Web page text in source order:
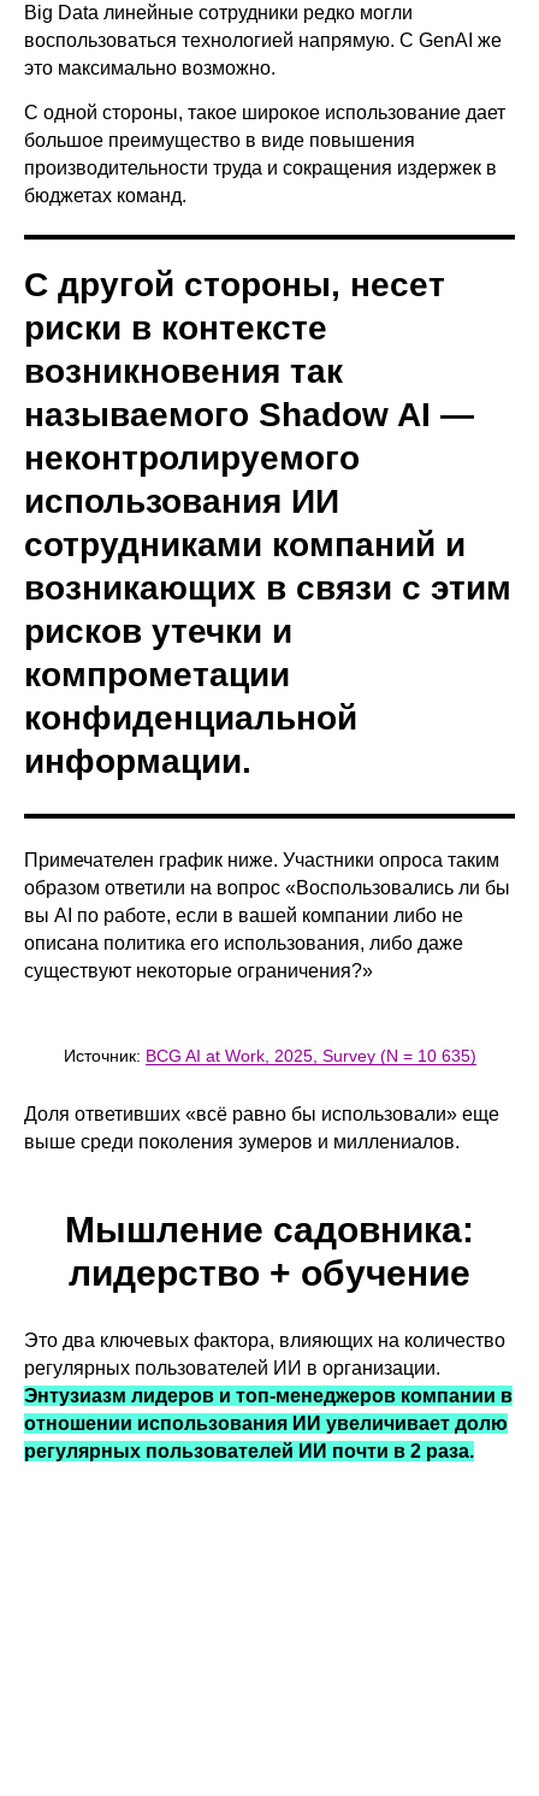
Big Data линейные сотрудники редко могли
воспользоваться технологией напрямую. С GenAI же
это максимально возможно.
С одной стороны, такое широкое использование дает
большое преимущество в виде повышения
производительности труда и сокращения издержек в
бюджетах команд.
С другой стороны, несет
риски в контексте
возникновения так
называемого Shadow AI —
неконтролируемого
использования ИИ
сотрудниками компаний и
возникающих в связи с этим
рисков утечки и
компрометации
конфиденциальной
информации.
Примечателен график ниже. Участники опроса таким
образом ответили на вопрос «Воспользовались ли бы
вы AI по работе, если в вашей компании либо не
описана политика его использования, либо даже
существуют некоторые ограничения?»
Источник: BCG AI at Work, 2025, Survey (N = 10 635)
Доля ответивших «всё равно бы использовали» еще
выше среди поколения зумеров и миллениалов.
Мышление садовника:
лидерство + обучение
Это два ключевых фактора, влияющих на количество
регулярных пользователей ИИ в организации.
Энтузиазм лидеров и топ-менеджеров компании в
отношении использования ИИ увеличивает долю
регулярных пользователей ИИ почти в 2 раза.